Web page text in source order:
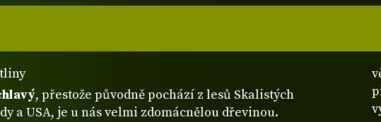
, přestože původně pochází z lesů Skalistých
a USA, je u nás velmi zdomácnělou dřevinou.